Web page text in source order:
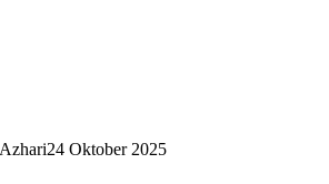
Azhari24 Oktober 2025